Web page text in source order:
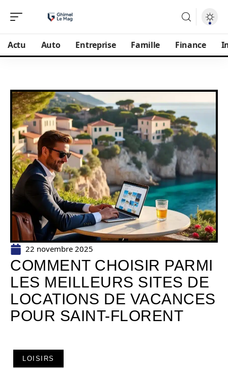
Actu Auto Entreprise Famille Finance
22 novembre 2025
COMMENT CHOISIR PARMI
LES MEILLEURS SITES DE
LOCATIONS DE VACANCES
POUR SAINT-FLORENT
LOISIRS